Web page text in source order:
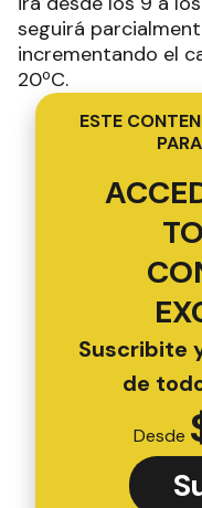
seguirá
incrementando el
20ºC.
ESTE
Suscribite
de
Desde